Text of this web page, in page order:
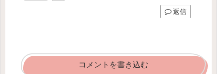
返信
コメントを書き込む